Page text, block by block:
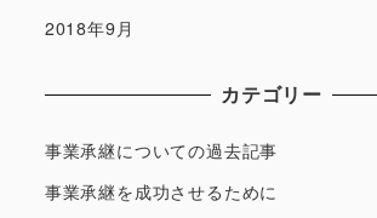
2018年9月
カテゴリー
事業承継についての過去記事
事業承継を成功させるために